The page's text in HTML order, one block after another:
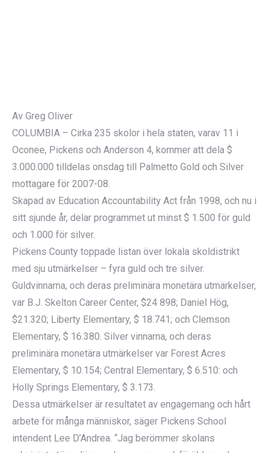
Av Greg Oliver
COLUMBIA – Cirka 235 skolor i hela staten, varav 11 i
Oconee, Pickens och Anderson 4, kommer att dela $
3.000.000 tilldelas onsdag till Palmetto Gold och Silver
mottagare för 2007-08.
Skapad av Education Accountability Act från 1998, och nu i
sitt sjunde år, delar programmet ut minst $ 1.500 för guld
och 1.000 för silver.
Pickens County toppade listan över lokala skoldistrikt
med sju utmärkelser – fyra guld och tre silver.
Guldvinnarna, och deras preliminära monetära utmärkelser,
var B.J. Skelton Career Center, $24 898; Daniel Hög,
$21.320; Liberty Elementary, $ 18.741; och Clemson
Elementary, $ 16.380. Silver vinnarna, och deras
preliminära monetära utmärkelser var Forest Acres
Elementary, $ 10.154; Central Elementary, $ 6.510: och
Holly Springs Elementary, $ 3.173.
Dessa utmärkelser är resultatet av engagemang och hårt
arbete för många människor, säger Pickens School
intendent Lee D’Andrea. “Jag berömmer skolans